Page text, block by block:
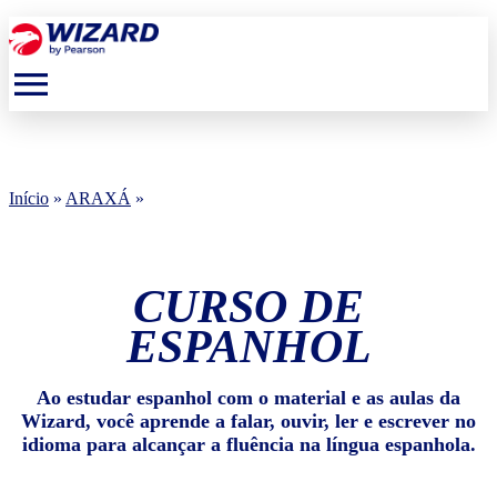
menu
Início » ARAXÁ »
CURSO DE
ESPANHOL
Ao estudar espanhol com o material e as aulas da
Wizard, você aprende a falar, ouvir, ler e escrever no
idioma para alcançar a fluência na língua espanhola.